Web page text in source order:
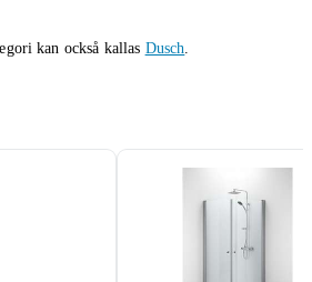
kan också kallas Dusch.